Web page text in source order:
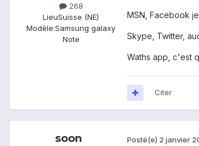
268
LieuSuisse (NE)
Modèle:Samsung galaxy
Note
MSN, Facebook
Skype, Twitter,
Waths app, c'est
Citer
soon Posté(e) 2 janvier